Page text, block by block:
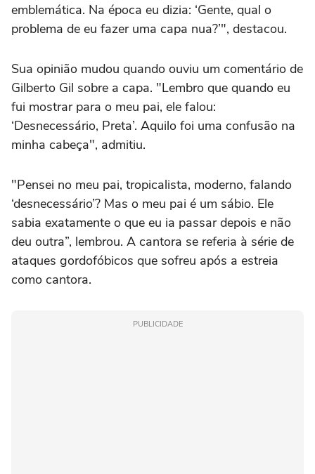
emblemática. Na época eu dizia: ‘Gente, qual o
problema de eu fazer uma capa nua?’", destacou.
Sua opinião mudou quando ouviu um comentário de
Gilberto Gil sobre a capa. "Lembro que quando eu
fui mostrar para o meu pai, ele falou:
‘Desnecessário, Preta’. Aquilo foi uma confusão na
minha cabeça", admitiu.
"Pensei no meu pai, tropicalista, moderno, falando
‘desnecessário’? Mas o meu pai é um sábio. Ele
sabia exatamente o que eu ia passar depois e não
deu outra”, lembrou. A cantora se referia à série de
ataques gordofóbicos que sofreu após a estreia
como cantora.
PUBLICIDADE